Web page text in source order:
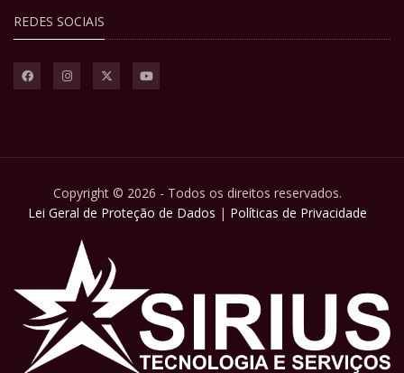
REDES SOCIAIS
Copyright © 2026 - Todos os direitos reservados.
Lei Geral de Proteção de Dados | Políticas de Privacidade